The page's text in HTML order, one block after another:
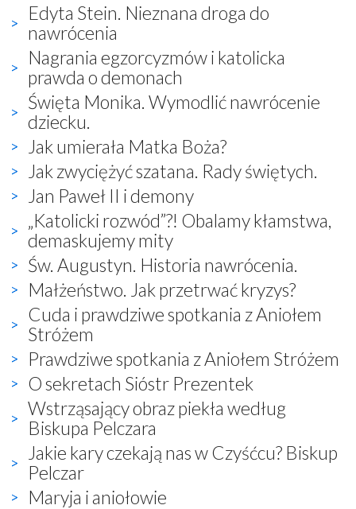
Edyta Stein. Nieznana droga do
nawrócenia
Nagrania egzorcyzmów i katolicka
prawda o demonach
Święta Monika. Wymodlić nawrócenie
dziecku.
Jak umierała Matka Boża?
Jak zwyciężyć szatana. Rady świętych.
Jan Paweł II i demony
„Katolicki rozwód”?! Obalamy kłamstwa,
demaskujemy mity
Św. Augustyn. Historia nawrócenia.
Małżeństwo. Jak przetrwać kryzys?
Cuda i prawdziwe spotkania z Aniołem
Stróżem
Prawdziwe spotkania z Aniołem Stróżem
O sekretach Sióstr Prezentek
Wstrząsający obraz piekła według
Biskupa Pelczara
Jakie kary czekają nas w Czyśćcu? Biskup
Pelczar
Maryja i aniołowie